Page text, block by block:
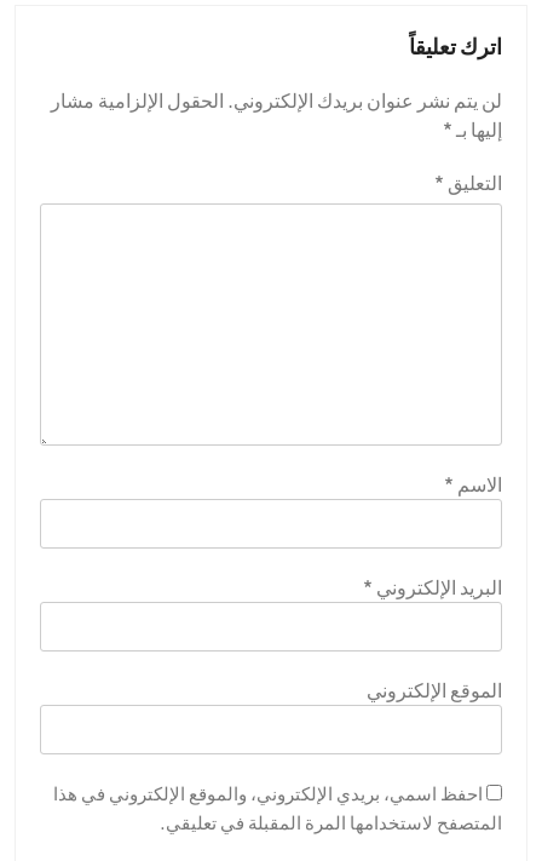
اترك تعليقاً
لن يتم نشر عنوان بريدك الإلكتروني. الحقول الإلزامية مشار
إليها بـ*
التعليق *
الاسم *
البريد الإلكتروني *
الموقع الإلكتروني
احفظ اسمي، بريدي الإلكتروني، والموقع الإلكتروني في هذا
المتصفح لاستخدامها المرة المقبلة في تعليقي.